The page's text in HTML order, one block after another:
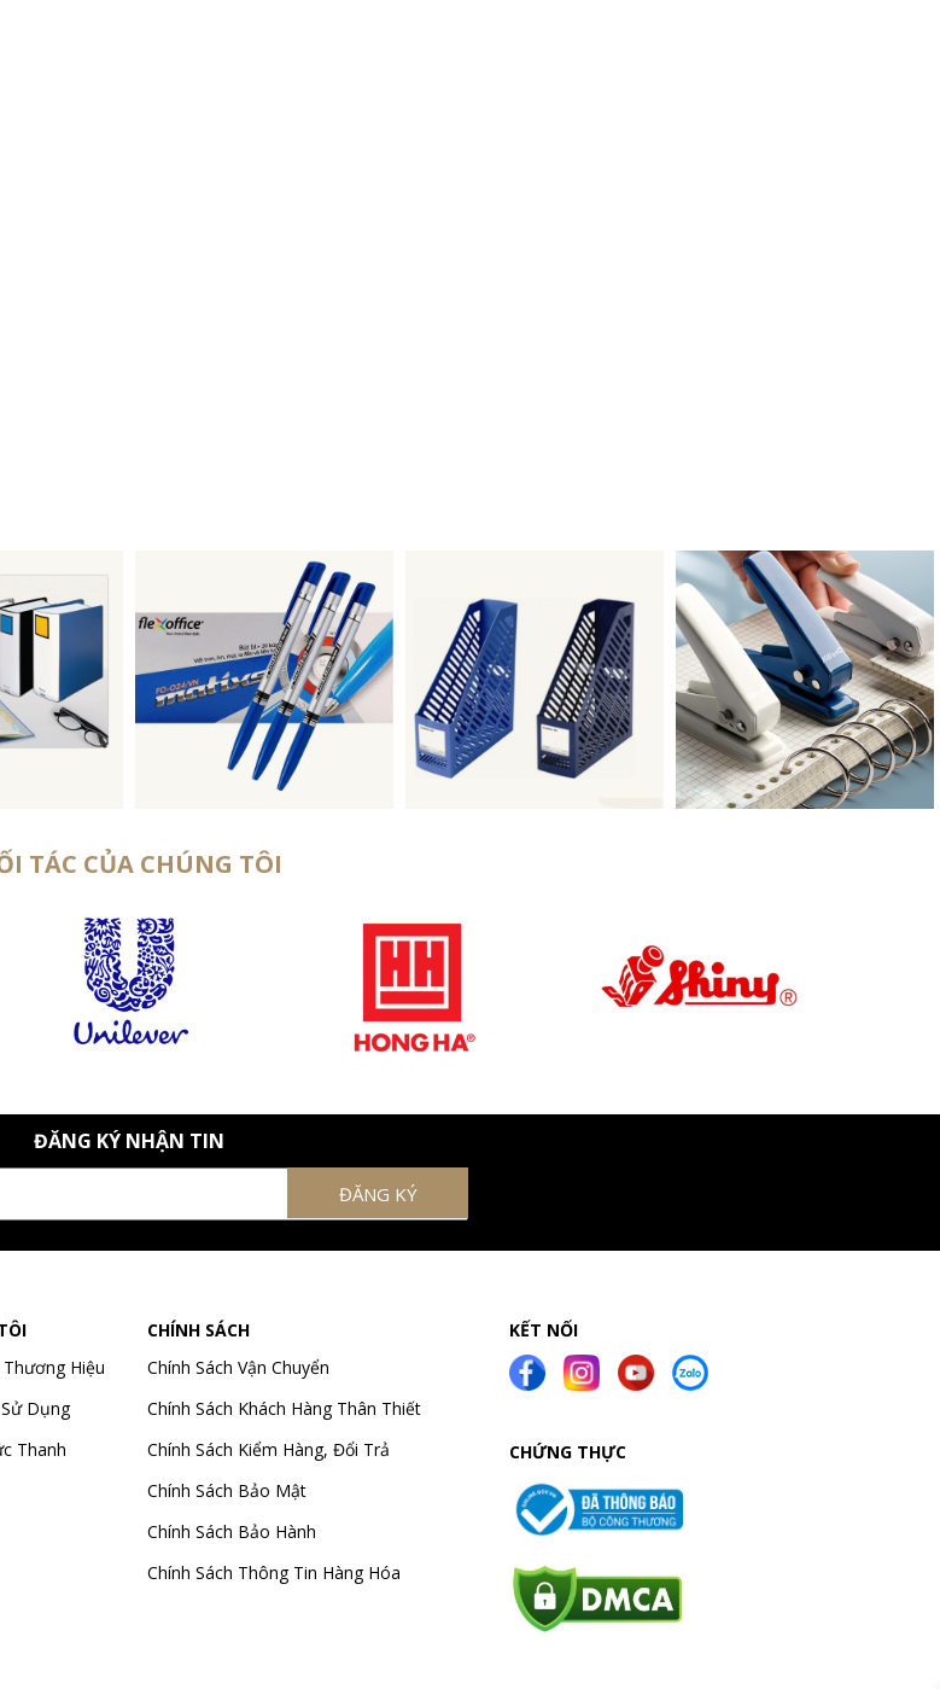
TÁC CỦA CHÚNG TÔI
ĐĂNG KÝ NHẬN TIN
Hiệu
Dụng
Thanh
CHÍNH SÁCH
Chính Sách Vận Chuyển
Chính Sách Khách Hàng Thân Thiết
Chính Sách Kiểm Hàng, Đổi Trả
Chính Sách Bảo Mật
Chính Sách Bảo Hành
Chính Sách Thông Tin Hàng Hóa
KẾT NỐI
CHỨNG THỰC